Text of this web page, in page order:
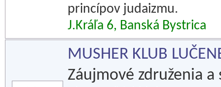
princípov judaizmu.
J.Kráľa 6, Banská Bystrica
MUSHER KLUB
Záujmové združenia a